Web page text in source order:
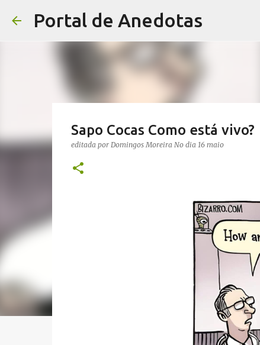
Portal de Anedotas
Sapo Cocas Como está vivo?
editada por Domingos Moreira No dia 16 maio